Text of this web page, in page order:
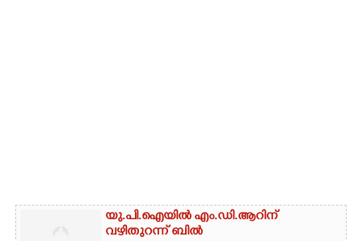
യു.പി.ഐയിൽ എം.ഡി.ആറിന്
വഴിതുറന്ന് ബിൽ